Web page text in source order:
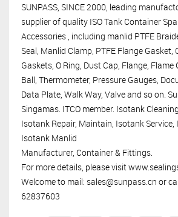
SUNPASS, SINCE 2000, leading
supplier of quality ISO Tank Container
Accessories , including manlid PTFE
Seal, Manlid Clamp, PTFE Flange Gasket,
Gaskets, O Ring, Dust Cap, Flange, Flame
Ball, Thermometer, Pressure Gauges,
Data Plate, Walk Way, Valve and so on.
Singamas. ITCO member. Isotank
Isotank Repair, Maintain, Isotank Service,
Isotank Manlid
Manufacturer, Container & Fittings.
For more details, please visit
Welcome to mail: sales@sunpass.cn or
62837603